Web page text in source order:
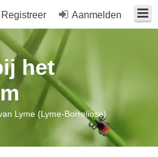
Aanmelden
Registreer
het
Lyme (Lyme-Borreliose)